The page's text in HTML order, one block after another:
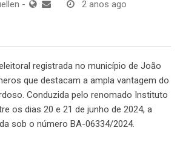
- 2 anos ago
registrada no município de João
que destacam a ampla vantagem do
Conduzida pelo renomado Instituto
os dias 20 e 21 de junho de 2024, a
sob o número BA-06334/2024.